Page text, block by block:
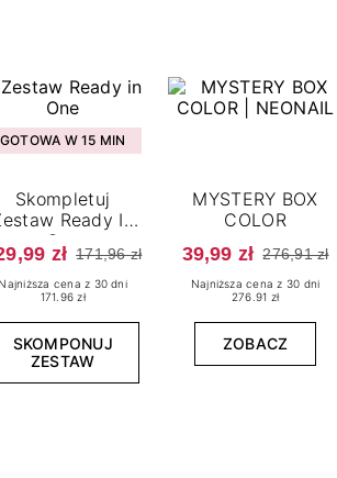
GOTOWA W 15 MIN
Skompletuj
Ready In
One
zł 171,96 zł
Najniższa cena z 30 dni
171.96 zł
SKOMPONUJ
ZESTAW
MYSTERY BOX
COLOR
39,99 zł 276,91 zł
Najniższa cena z 30 dni
276.91 zł
ZOBACZ